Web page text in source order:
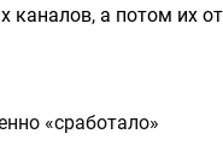
каналов, а потом их
«сработало»